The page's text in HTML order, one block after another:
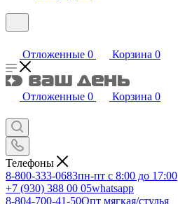
Отложенные 0 Корзина 0
Отложенные 0 Корзина 0
Телефоны
8-800-333-0683пн-пт с 8:00 до 17:00
+7 (930) 388 00 05whatsapp
8-804-700-41-50Опт мягкая/стулья